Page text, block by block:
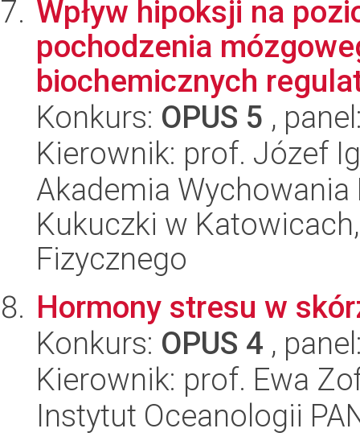
Wpływ hipoksji na
pochodzenia
biochemicznych
Konkurs: OPUS 5 ,
Kierownik: prof. Józef
Akademia
Kukuczki w
Fizycznego
Hormony stresu w
Konkurs: OPUS 4 ,
Kierownik: prof. Ewa
Instytut Oceanologii